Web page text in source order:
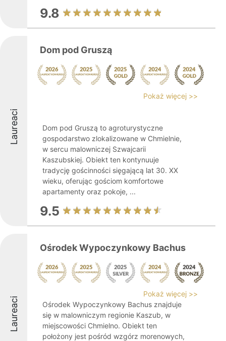
9.8
Laureaci
Dom pod Gruszą
Pokaż więcej >>
Dom pod Gruszą to agroturystyczne
gospodarstwo zlokalizowane w Chmielnie,
w sercu malowniczej Szwajcarii
Kaszubskiej. Obiekt ten kontynuuje
tradycję gościnności sięgającą lat 30. XX
wieku, oferując gościom komfortowe
apartamenty oraz pokoje, ...
9.5
Laureaci
Ośrodek Wypoczynkowy Bachus
Pokaż więcej >>
Ośrodek Wypoczynkowy Bachus znajduje
się w malowniczym regionie Kaszub, w
miejscowości Chmielno. Obiekt ten
położony jest pośród wzgórz morenowych,